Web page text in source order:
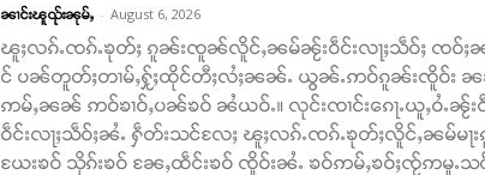
ၼၢင်းၽူၺ်းၼုမ်ႇ - August 6, 2026
ၽူႈလၵ်ႉၸၵ်ႉၶုတ်ႈ ၵူၼ်းၸူၼ်လိူင်ႇၼမ်ၼႂ်းဝဵင်းလႃႈသဵဝ်ႈ ၸဝ်ႈ
င် ပၼ်တူတ်ႈတၢမ်ႇႁႂ်ႈထိုင်တီႈလႆႈၼၼ်ႉ ယွၼ်ႉဢဝ်ၵူၼ်းၸိူဝ်း ၼ
ဢမ်ႇၼၼ် ဢဝ်ၶၢဝ်ႇပၼ်ၶဝ် ၼႆယဝ်ႉ။ လုင်းၸၢင်းၵေႃႉယူႇဝႆႉၼႂ်းဝဵ
ဝဵင်းလႃႈသဵဝ်ႈၼႆႉ ႁဵတ်းသင်လႄႈ ၽူႈလၵ်ႉၸၵ်ႉၶုတ်ႈလိူင်ႇၼမ်မႃး
ယႄးၶဝ် သိုၵ်းၶဝ် ၼႄႇထဵင်းၶဝ် ၸိူဝ်းၼႆႉ ၶဝ်ဢမ်ႇၶဝ်ႈၸႂ်ဢမူႉ